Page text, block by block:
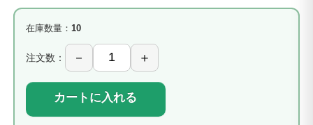
在庫数量： 10
注文数：
カートに入れる